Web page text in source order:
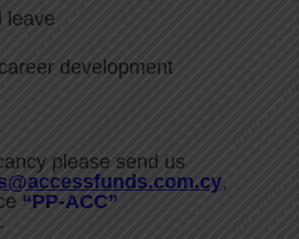
leave
development
please send us
,
“PP-ACC”